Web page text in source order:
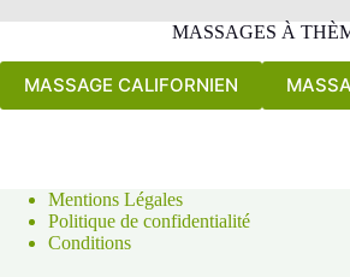
MASSAGES À
MASSAGE CALIFORNIEN
Mentions Légales
Politique de confidentialité
Conditions